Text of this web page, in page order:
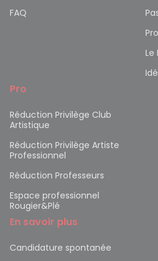
FAQ
Le
Pro
Réduction Privilège Club
Artistique
Réduction Privilège Artiste
Professionnel
Réduction Professeurs
Espace professionnel
Rougier&Plé
En savoir plus
Candidature spontanée